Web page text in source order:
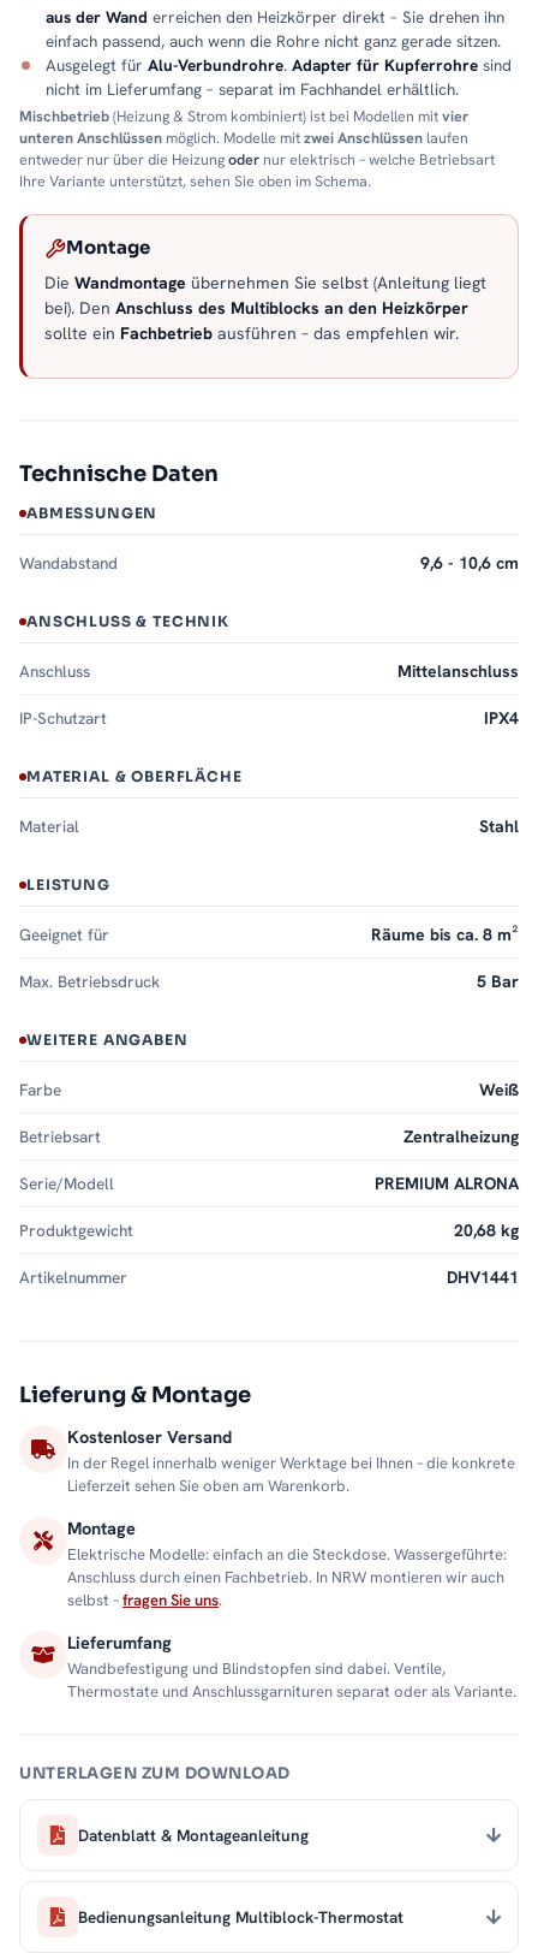
aus der Wand erreichen den Heizkörper direkt – Sie drehen ihn
einfach passend, auch wenn die Rohre nicht ganz gerade sitzen.
Ausgelegt für Alu-Verbundrohre. Adapter für Kupferrohre sind
nicht im Lieferumfang – separat im Fachhandel erhältlich.
Mischbetrieb(Heizung & Strom kombiniert) ist bei Modellen mitvier
unteren Anschlüssen möglich. Modelle mitzwei Anschlüssen laufen
entweder nur über die Heizungoder nur elektrisch – welche Betriebsart
Ihre Variante unterstützt, sehen Sie oben im Schema.
Montage
Die Wandmontage übernehmen Sie selbst (Anleitung liegt
bei). Den Anschluss des Multiblocks an den Heizkörper
sollte ein Fachbetrieb ausführen – das empfehlen wir.
Technische Daten
ABMESSUNGEN
Wandabstand 9,6 - 10,6 cm
ANSCHLUSS & TECHNIK
Anschluss Mittelanschluss
IP-Schutzart IPX4
MATERIAL & OBERFLÄCHE
Material Stahl
LEISTUNG
Geeignet für Räume bis ca. 8 m²
Max. Betriebsdruck 5 Bar
WEITERE ANGABEN
Farbe Weiß
Betriebsart Zentralheizung
Serie/Modell PREMIUM ALRONA
Produktgewicht 20,68 kg
Artikelnummer DHV1441
Lieferung & Montage
Kostenloser Versand
In der Regel innerhalb weniger Werktage bei Ihnen – die konkrete
Lieferzeit sehen Sie oben am Warenkorb.
Montage
Elektrische Modelle: einfach an die Steckdose. Wassergeführte:
Anschluss durch einen Fachbetrieb. In NRW montieren wir auch
selbst –fragen Sie uns.
Lieferumfang
Wandbefestigung und Blindstopfen sind dabei. Ventile,
Thermostate und Anschlussgarnituren separat oder als Variante.
UNTERLAGEN ZUM DOWNLOAD
Datenblatt & Montageanleitung
Bedienungsanleitung Multiblock-Thermostat